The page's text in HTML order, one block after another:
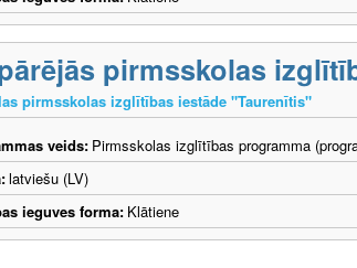
pirmsskolas
pirmsskolas izglītības iestāde "Taurenītis"
veids: Pirmsskolas izglītības programma
latviešu (LV)
ieguves forma: Klātiene